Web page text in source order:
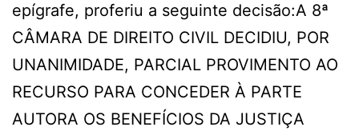
epígrafe, proferiu a seguinte decisão:A 8ª
CÂMARA DE DIREITO CIVIL DECIDIU, POR
UNANIMIDADE, PARCIAL PROVIMENTO AO
RECURSO PARA CONCEDER À PARTE
AUTORA OS BENEFÍCIOS DA JUSTIÇA